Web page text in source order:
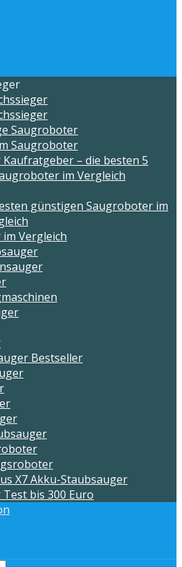
Saugroboter
Saugroboter
– die besten 5
im Vergleich
günstigen Saugroboter im
Vergleich
Bestseller
X7 Akku-Staubsauger
bis 300 Euro